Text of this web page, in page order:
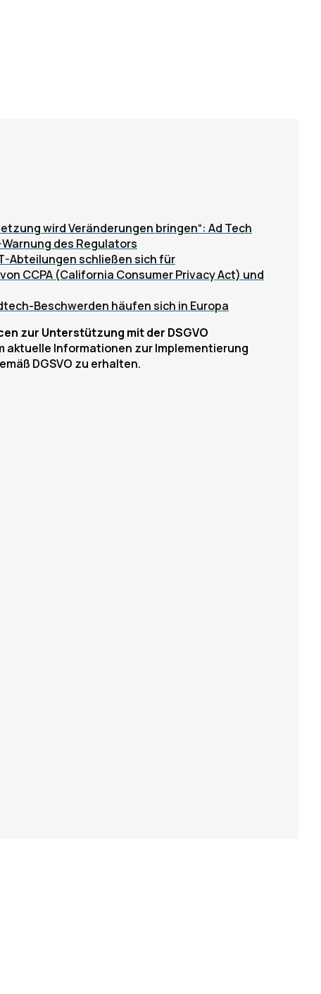
wird Veränderungen bringen“: Ad Tech
des Regulators
Abteilungen schließen sich für
CCPA (California Consumer Privacy Act) und
Beschwerden häufen sich in Europa
zur Unterstützung mit der DSGVO
aktuelle Informationen zur Implementierung
DGSVO zu erhalten.